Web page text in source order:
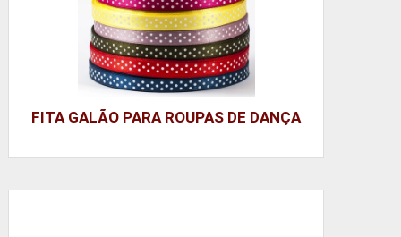
FITA GALÃO PARA ROUPAS DE DANÇA